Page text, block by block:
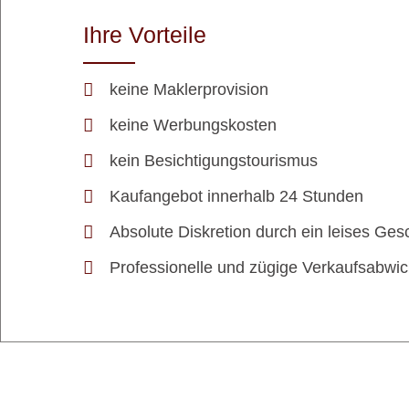
Ihre Vorteile
keine Maklerprovision
keine Werbungskosten
kein Besichtigungstourismus
Kaufangebot innerhalb 24 Stunden
Absolute Diskretion durch ein leises
Professionelle und zügige